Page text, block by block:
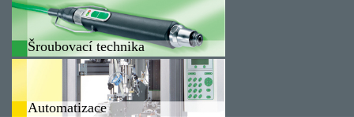
Šroubovací technika
Automatizace